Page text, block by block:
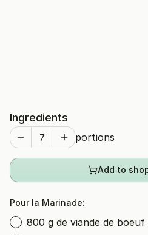
Ingredients
portions
Add to
Pour la Marinade:
800 g de viande de boeuf